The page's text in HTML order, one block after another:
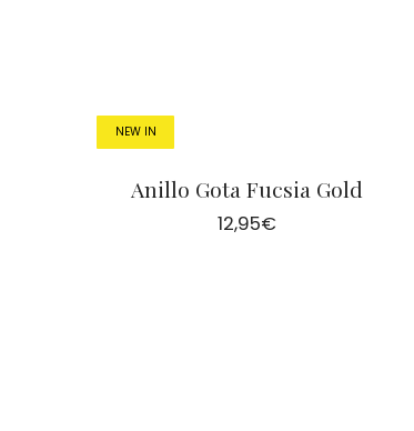
NEW IN
Anillo Gota Fucsia Gold
12,95€